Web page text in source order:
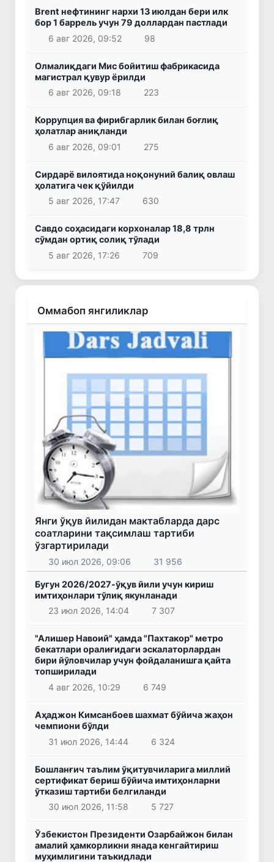
Brent нефтининг нархи 13 июлдан бери илк
бор 1 баррель учун 79 доллардан пастлади
6 авг 2026, 09:52
98
Олмалиқдаги Мис бойитиш фабрикасида
магистрал қувур ёрилди
6 авг 2026, 09:18
223
Коррупция ва фирибгарлик билан боғлиқ
ҳолатлар аниқланди
6 авг 2026, 09:01
275
Сирдарё вилоятида ноқонуний балиқ овлаш
ҳолатига чек қўйилди
5 авг 2026, 17:47
630
Савдо соҳасидаги корхоналар 18,8 трлн
сўмдан ортиқ солиқ тўлади
5 авг 2026, 17:26
709
Оммабоп янгиликлар
Янги ўқув йилидан мактабларда дарс
соатларини тақсимлаш тартиби
ўзгартирилади
30 июл 2026, 09:06 31 956
Бугун 2026/2027-ўқув йили учун кириш
имтиҳонлари тўлиқ якунланади
23 июл 2026, 14:04
7 307
"Алишер Навоий" ҳамда "Пахтакор" метро
бекатлари оралиғидаги эскалаторлардан
бири йўловчилар учун фойдаланишга қайта
топширилади
4 авг 2026, 10:29
6 749
Аҳаджон Кимсанбоев шахмат бўйича жаҳон
чемпиони бўлди
31 июл 2026, 14:44
6 324
Бошланғич таълим ўқитувчиларига миллий
сертификат бериш бўйича имтиҳонларни
ўтказиш тартиби белгиланди
30 июл 2026, 11:58
5 727
Ўзбекистон Президенти Озарбайжон билан
амалий ҳамкорликни янада кенгайтириш
муҳимлигини таъкидлади